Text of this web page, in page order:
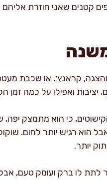
קטנים שאני חוזרת אליהם
קראנץ׳, או שכבת
ואפילו על כמה זמן
לרוב הקישוטים, כי הוא מתמצק
הוא רגיש יותר לחום.
יותר.
לתת לו ברק ועומק טעם,